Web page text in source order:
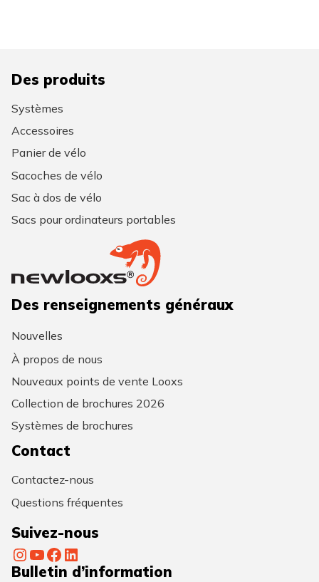
Des produits
Systèmes
Accessoires
Panier de vélo
Sacoches de vélo
Sac à dos de vélo
Sacs pour ordinateurs portables
Des renseignements généraux
Nouvelles
À propos de nous
Nouveaux points de vente Looxs
Collection de brochures 2026
Systèmes de brochures
Contact
Contactez-nous
Questions fréquentes
Suivez-nous
InstagramYouTube Facebook LinkedIn
Bulletin d’information